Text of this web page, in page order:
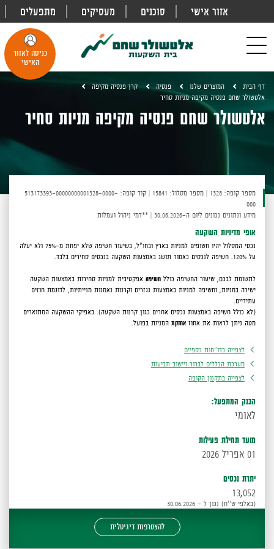
אזור אישי סוכנים מעסיקים מתפעלים
navigation
כניסה לאזור
האישי
אלטשולר שחם פנסיה מקיפה מניות סחיר
דף הבית המוצרים שלנו פנסיה
קרן פנסיה מקיפה
אלטשולר שחם פנסיה מקיפה מניות סחיר
מספר קופה: 1328 | מספר מסלול: 15841 |
קוד קופה: 513173393-00000000001328-0000-
000
מידע ונתונים נכונים ליום ה-30.06.2026
| **דמי ניהול ועמלות
אופי מדיניות השקעה
נכסי המסלול יהיו חשופים למניות בארץ ובחו"ל, בשיעור חשיפה שלא יפחת מ-75% ולא יעלה
על 120%. חשיפה לנכסים כאמור תושג באמצעות השקעה בנכסים סחירים בלבד.
לתשומת לבכם, שיעור החשיפה כולל חשיפה אפקטיבית למניות סחירות באמצעות השקעה
ישירה במניות, וחשיפה למניות באמצעות נגזרים וקרנות נאמנות מנייתיות, לדוגמת חוזים
עתידיים.
(לא כולל חשיפה באמצעות נכסים אחרים כגון קרנות השקעה). באפיקי ההשקעה המתוארים
מטה ניתן לראות את אחוז אחזקת המניות בפועל.
לצפייה בדו"חות כספיים
מערכת הכללים לברור ויישוב תביעות
לצפייה בתקנון הקופה
הבנק המתפעל:
לאומי
מועד תחילת פעילות
01 אפריל 2026
יתרת נכסים
13,052
(באלפי ש''ח) נכון ל - 30.06.2026
להצטרפות דיגיטלית